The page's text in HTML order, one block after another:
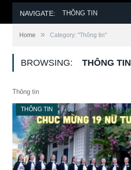
NAVIGATE: THÔNG TIN
Home » Category: "Thông tin"
BROWSING: THÔNG TIN
Thông tin
THÔNG TIN